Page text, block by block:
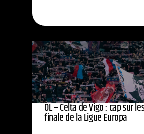
OL – Celta de Vigo : cap sur
finale de la Ligue Europa